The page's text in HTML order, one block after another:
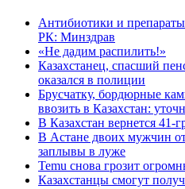
Антибиотики и
РК: Минздрав
«Не дадим распилить!»
Казахстанец, спасший
оказался в полиции
Брусчатку, бордюрные
ввозить в Казахстан:
В Казахстан вернется 41-
В Астане двоих мужчин
заплывы в луже
Temu снова грозит
Казахстанцы смогут